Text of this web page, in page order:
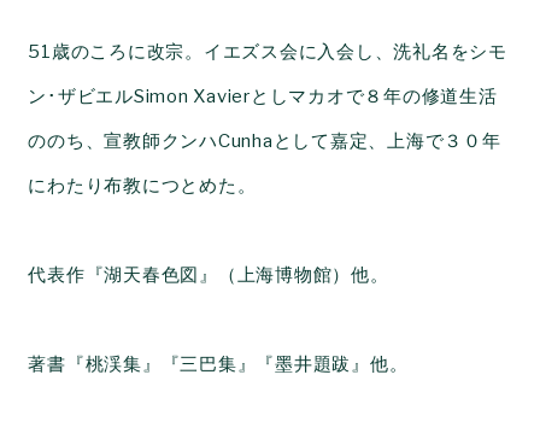
51歳のころに改宗。イエズス会に入会し、洗礼名をシモ
ン･ザビエルSimon Xavierとしマカオで８年の修道生活
ののち、宣教師クンハCunhaとして嘉定、上海で３０年
にわたり布教につとめた。
代表作『湖天春色図』（上海博物館）他。
著書『桃渓集』『三巴集』『墨井題跋』他。